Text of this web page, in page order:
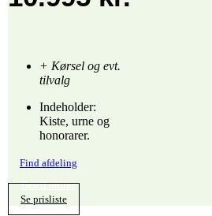
+ Kørsel og evt.
tilvalg
Indeholder:
Kiste, urne og
honorarer.
Find afdeling
Bestil online
Se prisliste